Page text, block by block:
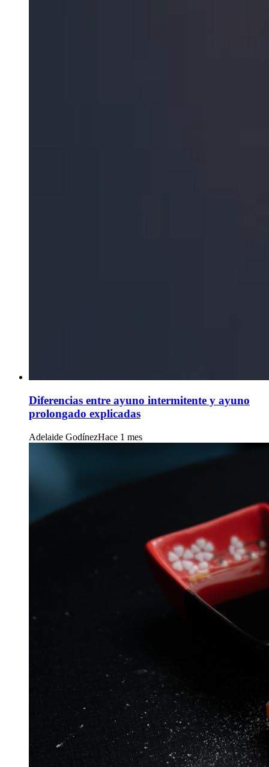
Diferencias entre ayuno intermitente y ayuno
prolongado explicadas
Adelaide GodínezHace 1 mes